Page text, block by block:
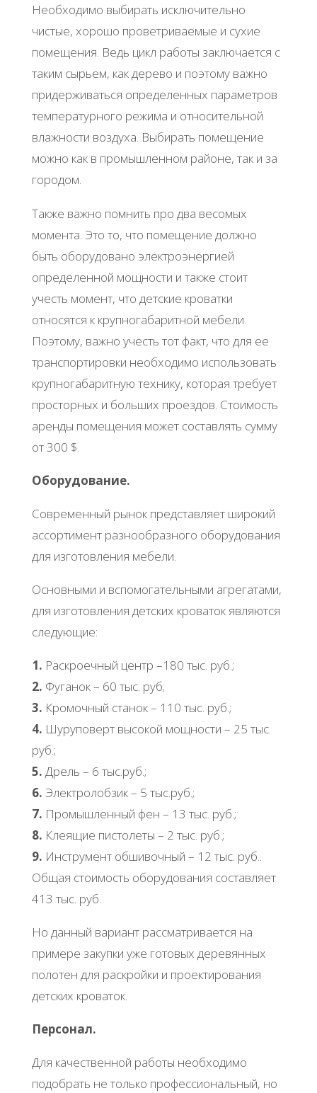
Необходимо выбирать исключительно
чистые, хорошо проветриваемые и сухие
помещения. Ведь цикл работы заключается с
таким сырьем, как дерево и поэтому важно
придерживаться определенных параметров
температурного режима и относительной
влажности воздуха. Выбирать помещение
можно как в промышленном районе, так и за
городом.
Также важно помнить про два весомых
момента. Это то, что помещение должно
быть оборудовано электроэнергией
определенной мощности и также стоит
учесть момент, что детские кроватки
относятся к крупногабаритной мебели.
Поэтому, важно учесть тот факт, что для ее
транспортировки необходимо использовать
крупногабаритную технику, которая требует
просторных и больших проездов. Стоимость
аренды помещения может составлять сумму
от 300 $.
Оборудование.
Современный рынок представляет широкий
ассортимент разнообразного оборудования
для изготовления мебели.
Основными и вспомогательными агрегатами,
для изготовления детских кроваток являются
следующие:
1. Раскроечный центр –180 тыс. руб.;
2. Фуганок – 60 тыс. руб;
3. Кромочный станок – 110 тыс. руб.;
4. Шуруповерт высокой мощности – 25 тыс.
руб.;
5. Дрель – 6 тыс.руб.;
6. Электролобзик – 5 тыс.руб.;
7. Промышленный фен – 13 тыс. руб.;
8. Клеящие пистолеты – 2 тыс. руб.;
9. Инструмент обшивочный – 12 тыс. руб..
Общая стоимость оборудования составляет
413 тыс. руб.
Но данный вариант рассматривается на
примере закупки уже готовых деревянных
полотен для раскройки и проектирования
детских кроваток.
Персонал.
Для качественной работы необходимо
подобрать не только профессиональный, но